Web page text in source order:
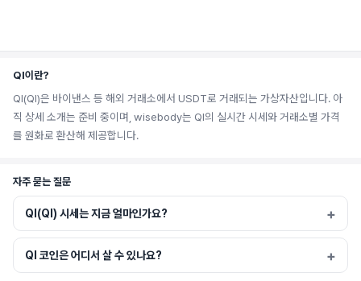
QI이란?
QI(QI)은 바이낸스 등 해외 거래소에서 USDT로 거래되는 가상자산입니다. 아
직 상세 소개는 준비 중이며, wisebody는 QI의 실시간 시세와 거래소별 가격
를 원화로 환산해 제공합니다.
자주 묻는 질문
QI(QI) 시세는 지금 얼마인가요?
QI 코인은 어디서 살 수 있나요?